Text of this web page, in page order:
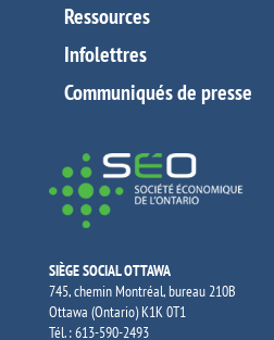
Ressources
Infolettres
Communiqués de presse
SIÈGE SOCIAL OTTAWA
745, chemin Montréal, bureau 210B
Ottawa (Ontario) K1K 0T1
Tél. : 613-590-2493